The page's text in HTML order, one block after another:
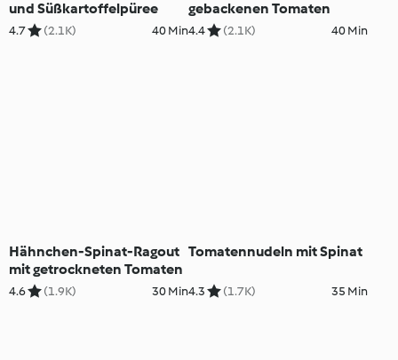
und Süßkartoffelpüree
4.7 (2.1K) 40 Min
gebackenen Tomaten
4.4 (2.1K) 40 Min
Hähnchen-Spinat-Ragout
mit getrockneten Tomaten
4.6 (1.9K) 30 Min
Tomatennudeln mit Spinat
4.3 (1.7K) 35 Min